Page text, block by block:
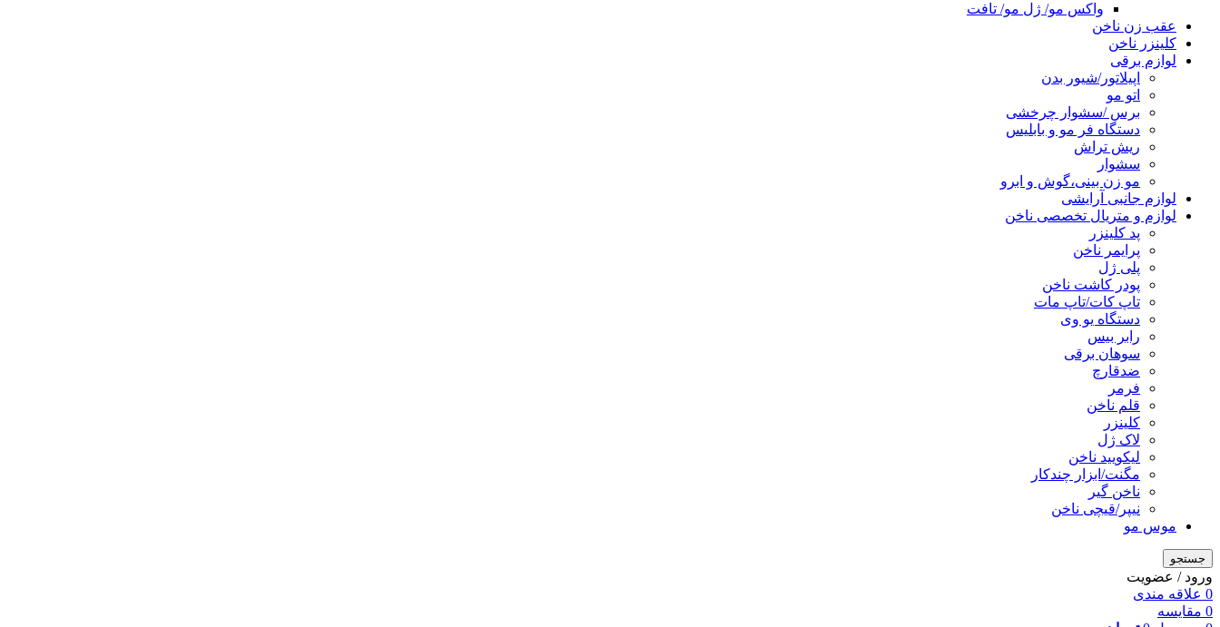
واکس مو/ ژل مو/ تافت
عقب زن ناخن
کلینزر ناخن
لوازم برقی
اپیلاتور/شیور بدن
اتو مو
برس /سشوار چرخشی
دستگاه فر مو و بابلیس
ریش تراش
سشوار
مو زن بینی،گوش و ابرو
لوازم جانبی آرایشی
لوازم و متریال تخصصی ناخن
پد کلینزر
پرایمر ناخن
پلی ژل
پودر کاشت ناخن
تاپ کات/تاپ مات
دستگاه یو وی
رابر بیس
سوهان برقی
ضدقارچ
فرمر
قلم ناخن
کلینزر
لاک ژل
لیکوييد ناخن
مگنت/ابزار چندکار
ناخن گیر
نیپر/قیچی ناخن
موس مو
جستجو
ورود / عضویت
0 علاقه مندی
0 مقایسه